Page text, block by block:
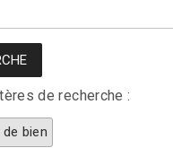
de recherche :
de bien